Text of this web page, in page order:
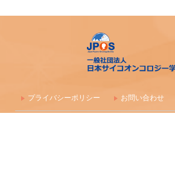
プライバシーポリシー お問い合わせ